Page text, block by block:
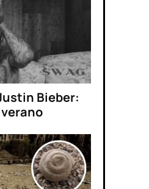
Bieber:
verano